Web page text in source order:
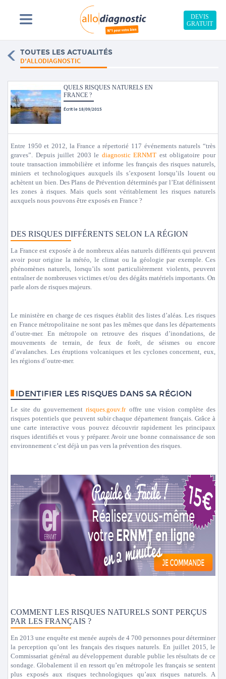
DEVIS
GRATUIT
TOUTES LES ACTUALITÉS
D'ALLODIAGNOSTIC
QUELS RISQUES NATURELS EN
FRANCE ?
Écrit le 18/09/2015
Entre 1950 et 2012, la France a répertorié 117 événements naturels “très
graves”. Depuis juillet 2003 le diagnostic ERNMT est obligatoire pour
toute transaction immobilière et informe les français des risques naturels,
miniers et technologiques auxquels ils s’exposent lorsqu’ils louent ou
achètent un bien. Des Plans de Prévention déterminés par l’Etat définissent
les zones à risques. Mais quels sont véritablement les risques naturels
auxquels nous pouvons être exposés en France ?
DES RISQUES DIFFÉRENTS SELON LA RÉGION
La France est exposée à de nombreux aléas naturels différents qui peuvent
avoir pour origine la météo, le climat ou la géologie par exemple. Ces
phénomènes naturels, lorsqu’ils sont particulièrement violents, peuvent
entraîner de nombreuses victimes et/ou des dégâts matériels importants. On
parle alors de risques majeurs.
Le ministère en charge de ces risques établit des listes d’aléas. Les risques
en France métropolitaine ne sont pas les mêmes que dans les départements
d’outre-mer. En métropole on retrouve des risques d’inondations, de
mouvements de terrain, de feux de forêt, de séismes ou encore
d’avalanches. Les éruptions volcaniques et les cyclones concernent, eux,
les régions d’outre-mer.
IDENTIFIER LES RISQUES DANS SA RÉGION
Le site du gouvernementrisques.gouv.froffre une vision complète des
risques potentiels que peuvent subir chaque département français. Grâce à
une carte interactive vous pouvez découvrir rapidement les principaux
risques identifiés et vous y préparer. Avoir une bonne connaissance de son
environnement c’est déjà un pas vers la prévention des risques.
COMMENT LES RISQUES NATURELS SONT PERÇUS
PAR LES FRANÇAIS ?
En 2013 une enquête est menée auprès de 4 700 personnes pour déterminer
la perception qu’ont les français des risques naturels. En juillet 2015, le
Commissariat général au développement durable publie les résultats de ce
sondage. Globalement il en ressort qu’en métropole les français se sentent
plus exposés aux risques technologiques qu’aux risques naturels. A